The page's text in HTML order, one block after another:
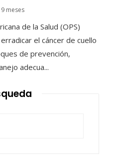
meses
de la Salud (OPS)
el cáncer de cuello
de prevención,
adecua...